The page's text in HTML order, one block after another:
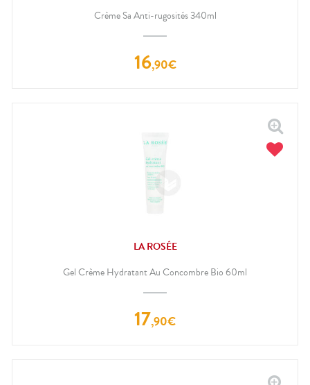
Crème Sa Anti-rugosités 340ml
16,90€
LA ROSÉE
Gel Crème Hydratant Au Concombre Bio 60ml
17,90€